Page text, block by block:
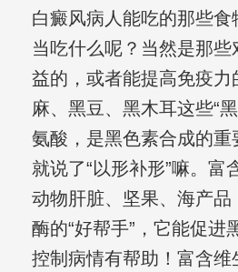
白癜风病人能吃的那些食
当吃什么呢？当然是那
益的，或者能提高免疫力
麻、黑豆、黑木耳这些“
氨酸，是黑色素合成的重
就说了“以形补形”嘛。富
动物肝脏、坚果、海产品
酶的“好帮手”，它能促进
控制病情有帮助！富含维